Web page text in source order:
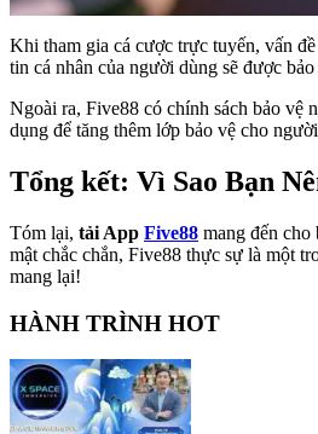
Khi tham gia cá cược trực tuyến, vấn
tin cá nhân của người dùng sẽ được
Ngoài ra, Five88 có chính sách bảo vệ
dụng để tăng thêm lớp bảo vệ cho
Tổng kết: Vì Sao Bạn
Tóm lại, tải App Five88 mang đến
mật chắc chắn, Five88 thực sự là một
mang lại!
HÀNH TRÌNH HOT